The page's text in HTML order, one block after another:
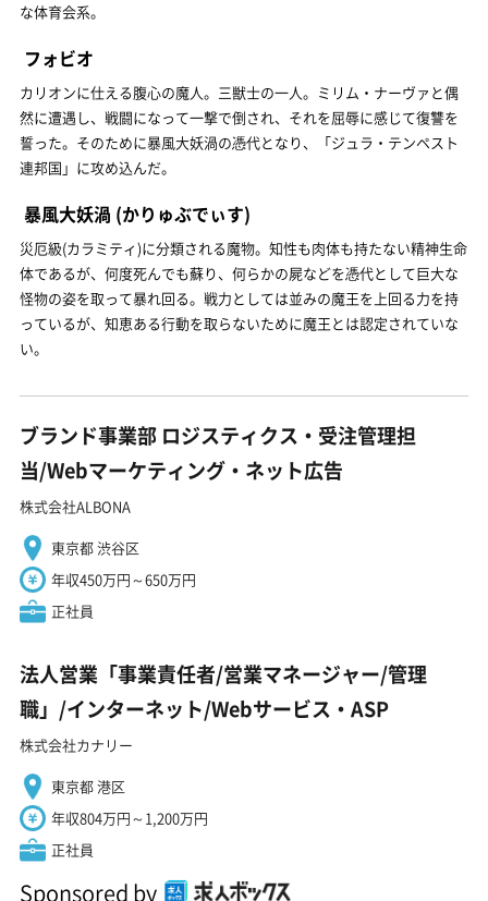
な体育会系。
フォビオ
カリオンに仕える腹心の魔人。三獣士の一人。ミリム・ナーヴァと偶
然に遭遇し、戦闘になって一撃で倒され、それを屈辱に感じて復讐を
誓った。そのために暴風大妖渦の憑代となり、「ジュラ・テンペスト
連邦国」に攻め込んだ。
暴風大妖渦 (かりゅぶでぃす)
災厄級(カラミティ)に分類される魔物。知性も肉体も持たない精神生命
体であるが、何度死んでも蘇り、何らかの屍などを憑代として巨大な
怪物の姿を取って暴れ回る。戦力としては並みの魔王を上回る力を持
っているが、知恵ある行動を取らないために魔王とは認定されていな
い。
ブランド事業部 ロジスティクス・受注管理担
当/Webマーケティング・ネット広告
株式会社ALBONA
東京都 渋谷区
年収450万円～650万円
正社員
法人営業「事業責任者/営業マネージャー/管理
職」/インターネット/Webサービス・ASP
株式会社カナリー
東京都 港区
年収804万円～1,200万円
正社員
Sponsored by